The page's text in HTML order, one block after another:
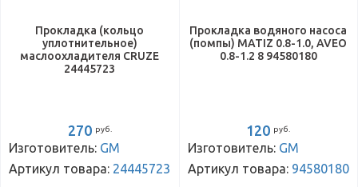
Прокладка (кольцо
уплотнительное)
маслоохладителя CRUZE
24445723
270 руб.
Изготовитель: GM
Артикул товара: 24445723
Прокладка водяного насоса
(помпы) MATIZ 0.8-1.0, AVEO
0.8-1.2 8 94580180
120 руб.
Изготовитель: GM
Артикул товара: 94580180